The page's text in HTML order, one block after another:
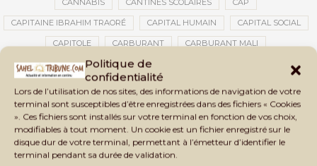
Politique de
confidentialité
Lors de l’utilisation de nos sites, des informations de navigation de votre
terminal sont susceptibles d’être enregistrées dans des fichiers « Cookies
». Ces fichiers sont installés sur votre terminal en fonction de vos choix,
modifiables à tout moment. Un cookie est un fichier enregistré sur le
disque dur de votre terminal, permettant à l’émetteur d’identifier le
terminal pendant sa durée de validation.
CANNABIS CANTINES SCOLAIRES CAP
CAPITAINE IBRAHIM TRAORÉ CAPITAL HUMAIN CAPITAL SOCIAL
CAPITOLE CARBURANT CARBURANT MALI
CARTE D’IDENTITÉ BIOMÉTRIQUE CARTONS ROUGES
CATASTROPHE
CATASTROPHES CLIMATIQUES CATASTROPHES NATURELLES
CAUTION 10 000 DOLLARS CAUTION DE VISA CECOGEC
CÉDÉAO CEDEAO CEI CÉLÉBRATION NATIONALE CEMAC